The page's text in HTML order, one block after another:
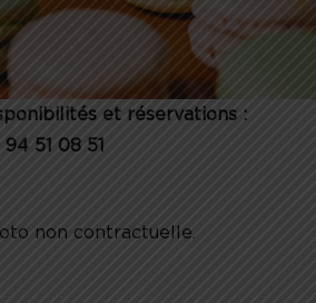
et réservations :
51 08 51
non contractuelle.